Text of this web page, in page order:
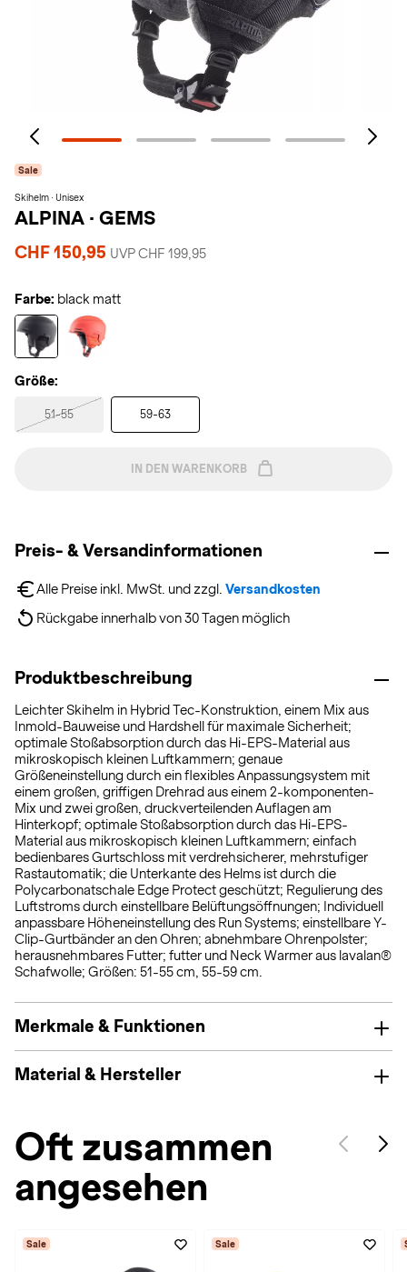
Sale
Skihelm · Unisex
ALPINA · GEMS
CHF 150,95 UVP CHF 199,95
Farbe: black matt
Größe:
51-55 59-63
IN DEN WARENKORB
Preis- & Versandinformationen
Alle Preise inkl. MwSt. und zzgl. Versandkosten
Rückgabe innerhalb von 30 Tagen möglich
Produktbeschreibung
Leichter Skihelm in Hybrid Tec-Konstruktion, einem Mix aus
Inmold-Bauweise und Hardshell für maximale Sicherheit;
optimale Stoßabsorption durch das Hi-EPS-Material aus
mikroskopisch kleinen Luftkammern; genaue
Größeneinstellung durch ein flexibles Anpassungsystem mit
einem großen, griffigen Drehrad aus einem 2-komponenten-
Mix und zwei großen, druckverteilenden Auflagen am
Hinterkopf; optimale Stoßabsorption durch das Hi-EPS-
Material aus mikroskopisch kleinen Luftkammern; einfach
bedienbares Gurtschloss mit verdrehsicherer, mehrstufiger
Rastautomatik; die Unterkante des Helms ist durch die
Polycarbonatschale Edge Protect geschützt; Regulierung des
Luftstroms durch einstellbare Belüftungsöffnungen; Individuell
anpassbare Höheneinstellung des Run Systems; einstellbare Y-
Clip-Gurtbänder an den Ohren; abnehmbare Ohrenpolster;
herausnehmbares Futter; futter und Neck Warmer aus lavalan®
Schafwolle; Größen: 51-55 cm, 55-59 cm.
Merkmale & Funktionen
Material & Hersteller
Oft zusammen
angesehen
Sale Sale